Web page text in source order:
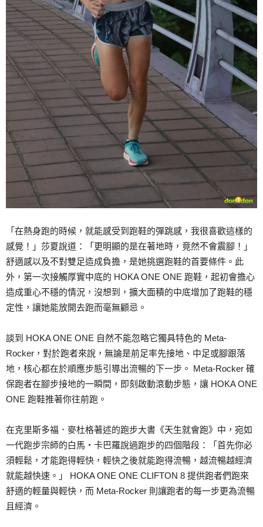
「在熱身跑的時候，就能感受到跑鞋的彈跳感，我很喜歡這樣的
感覺！」莎夏說道：「更明顯的是在著地時，竟然不會震腳！」
舒適感以及不對雙足造成負擔，是她挑選跑鞋的首要條件。此
外，第一次接觸厚實中底的 HOKA ONE ONE 跑鞋，起初會擔心
造成重心不穩的情況，沒想到，擴大面積的中底增加了跑鞋的穩
定性，讓她能放開去跑而毫無顧忌。
談到 HOKA ONE ONE 自然不能忽略它獨具特色的 Meta-
Rocker，對於跑者來說，無論是前足率先接地、中足或腳跟落
地，核心都在於順應步態引導出流暢的下一步。 Meta-Rocker 確
保跑者在腳步接地的一瞬間，即刻啟動滾動步態，讓 HOKA ONE
ONE 跑鞋推著你往前跑。
在克里斯多福．麥杜格著述的跑步大書《天生就會跑》中，宛如
一代跑步宗師的白馬‧卡巴羅說過跑步的四個階段：「首先你必
須輕鬆，才能跑得輕快，輕快之後就能跑得流暢，越流暢越經濟
就能越快速。」 HOKA ONE ONE CLIFTON 8 提供跑者們跑來
舒適的輕量與輕快，而 Meta-Rocker 則讓跑者的每一步更為流暢
且經濟。